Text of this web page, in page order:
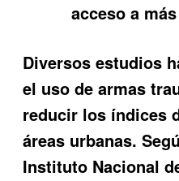
acceso a
Diversos estudios
el uso de armas
reducir los índices
áreas urbanas.
Instituto Nacional